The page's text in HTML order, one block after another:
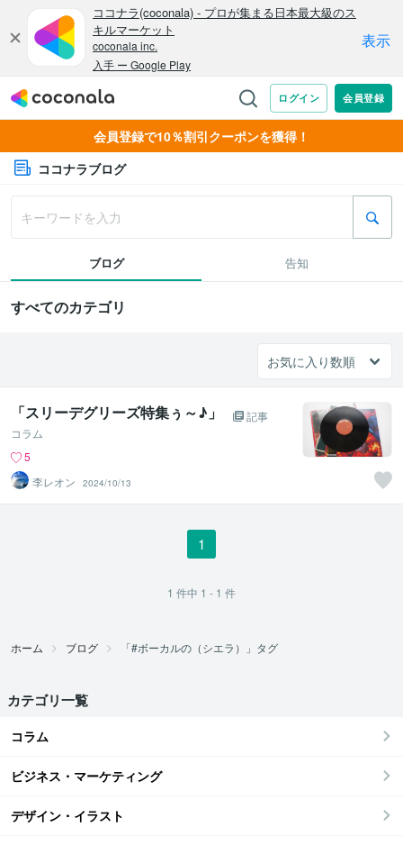
会員登録で10％割引クーポンを獲得！
ココナラブログ
ブログ 告知
すべてのカテゴリ
「スリーデグリーズ特集ぅ～♪」
記事
コラム
5
李レオン
2024/10/13
1
1 件中 1 - 1 件
ホーム ブログ 「#ボーカルの（シエラ）」タグ
カテゴリ一覧
コラム
ビジネス・マーケティング
デザイン・イラスト